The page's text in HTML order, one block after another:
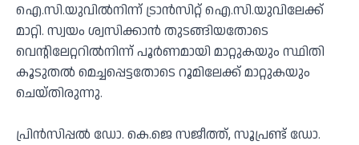
ഐ.സി.യുവില്‍നിന്ന് ട്രാന്‍സിറ്റ് ഐ.സി.യുവിലേക്ക്
മാറ്റി. സ്വയം ശ്വസിക്കാന്‍ തുടങ്ങിയതോടെ
വെന്റിലേറ്ററില്‍നിന്ന് പൂര്‍ണമായി മാറ്റുകയും സ്ഥിതി
കൂടുതല്‍ മെച്ചപ്പെട്ടതോടെ റൂമിലേക്ക് മാറ്റുകയും
ചെയ്തിരുന്നു.
പ്രിന്‍സിപ്പല്‍ ഡോ. കെ.ജെ സജീത്ത്, സൂപ്രണ്ട് ഡോ.